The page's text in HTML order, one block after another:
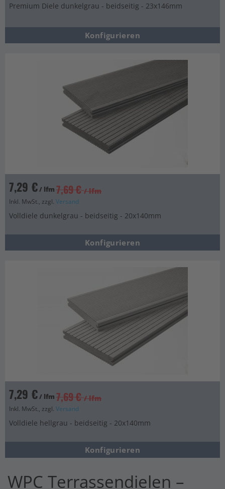
Premium Diele dunkelgrau - beidseitig - 23x146mm
Konfigurieren
7,29 €/ lfm 7,69 € / lfm
Inkl. MwSt., zzgl. Versand
Volldiele dunkelgrau - beidseitig - 20x140mm
Konfigurieren
7,29 €/ lfm 7,69 € / lfm
Inkl. MwSt., zzgl. Versand
Volldiele hellgrau - beidseitig - 20x140mm
Konfigurieren
WPC Terrassendielen –